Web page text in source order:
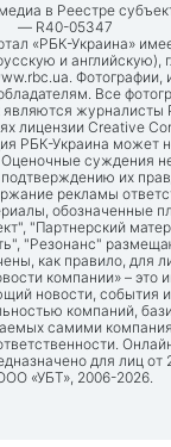
в Реестре
— R40-05347
«РБК-Украина»
и английскую),
. Фотографии,
Все
являются журналисты
лицензии Creative
РБК-Украина может
Оценочные суждения
их
рекламы
обозначенные
"Партнерский
"Резонанс"
как правило, для
компании» – это
новости, события
компаний,
самими
для лиц от
«УБТ», 2006-2026.